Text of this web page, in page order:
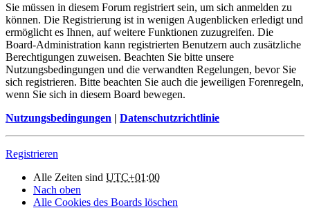
Sie müssen in diesem Forum registriert sein, um sich anmelden zu
können. Die Registrierung ist in wenigen Augenblicken erledigt und
ermöglicht es Ihnen, auf weitere Funktionen zuzugreifen. Die
Board-Administration kann registrierten Benutzern auch zusätzliche
Berechtigungen zuweisen. Beachten Sie bitte unsere
Nutzungsbedingungen und die verwandten Regelungen, bevor Sie
sich registrieren. Bitte beachten Sie auch die jeweiligen Forenregeln,
wenn Sie sich in diesem Board bewegen.
Nutzungsbedingungen | Datenschutzrichtlinie
Registrieren
Alle Zeiten sind UTC+01:00
Nach oben
Alle Cookies des Boards löschen